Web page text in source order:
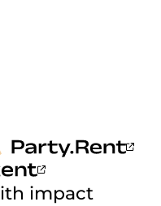
impact